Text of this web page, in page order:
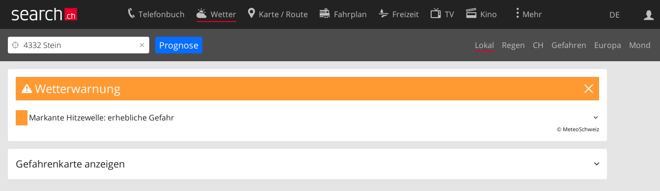
DE
Telefonbuch Wetter Karte / Route Fahrplan Freizeit TV Kino Mehr
Lokal Regen CH Gefahren Europa Mond
Wetterwarnung
Markante Hitzewelle: erhebliche Gefahr
© MeteoSchweiz
Gefahrenkarte anzeigen
Websuche
Ihr Eintrag
Kundencenter Geschäftskunden
Impressum
Kontakt
Nutzungsbedingungen
Datenschutzerklärung
Cookie-Einstellungen
Entwickler